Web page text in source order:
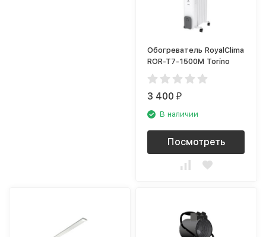
Обогреватель RoyalClima
ROR-T7-1500M Torino
3 400₽
В наличии
Посмотреть